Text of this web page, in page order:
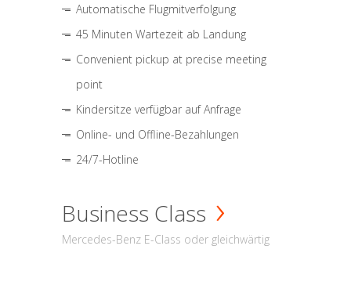
Automatische Flugmitverfolgung
45 Minuten Wartezeit ab Landung
Convenient pickup at precise meeting
point
Kindersitze verfügbar auf Anfrage
Online- und Offline-Bezahlungen
24/7-Hotline
Business Class
Mercedes-Benz E-Class oder gleichwärtig